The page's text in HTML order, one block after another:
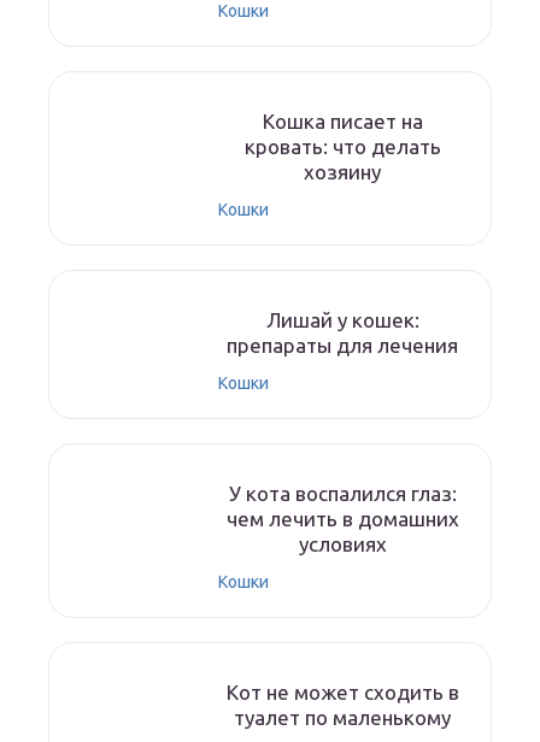
Кошки
Кошка писает на
кровать: что делать
хозяину
Кошки
Лишай у кошек:
препараты для лечения
Кошки
У кота воспалился глаз:
чем лечить в домашних
условиях
Кошки
Кот не может сходить в
туалет по маленькому